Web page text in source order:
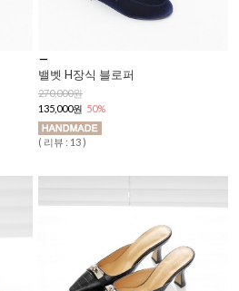
밸벳 H장식 블로퍼
270,000원
135,000원 50%
( 리뷰 : 13 )